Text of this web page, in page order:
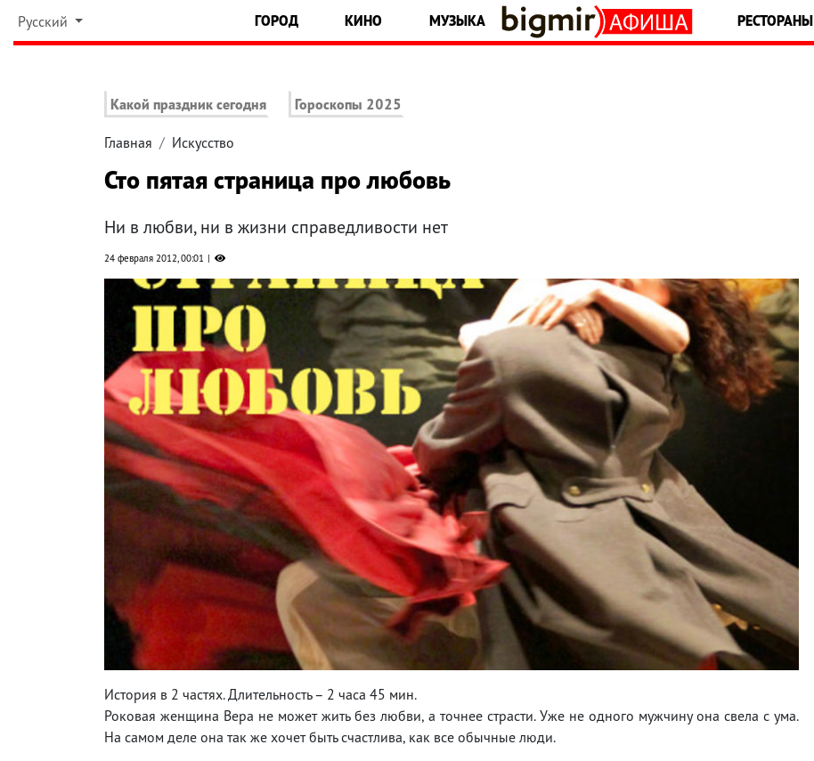
Русский ГОРОД КИНО МУЗЫКА РЕСТОРАНЫ
Какой праздник сегодня Гороскопы 2025
Главная Искусство
Сто пятая страница про любовь
Ни в любви, ни в жизни справедливости нет
24 февраля 2012, 00:01
История в 2 частях. Длительность – 2 часа 45 мин.
Роковая женщина Вера не может жить без любви, а точнее страсти. Уже не одного мужчину она свела с ума.
На самом деле она так же хочет быть счастлива, как все обычные люди.